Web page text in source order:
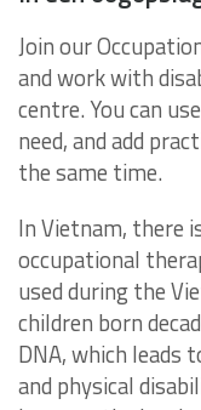
Join our
and work with
centre. You can
need, and add
the same time.
In Vietnam, there
occupational
used during the
children born
DNA, which leads
and physical